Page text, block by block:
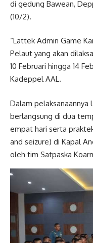
di gedung Bawean,
(10/2).
“Lattek Admin Game
Pelaut yang akan
10 Februari hingga 14
Kadeppel AAL.
Dalam pelaksanaannya
berlangsung di dua
empat hari serta
and seizure) di Kapal
oleh tim Satpaska